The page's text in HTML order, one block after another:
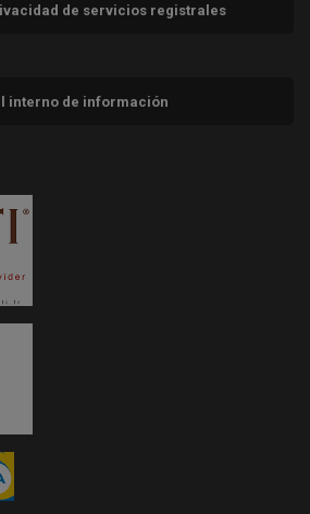
de servicios registrales
interno de información